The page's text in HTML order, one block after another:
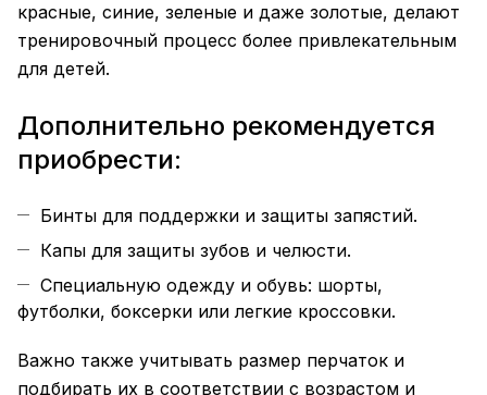
красные, синие, зеленые и даже золотые, делают
тренировочный процесс более привлекательным
для детей.
Дополнительно рекомендуется
приобрести:
Бинты для поддержки и защиты запястий.
Капы для защиты зубов и челюсти.
Специальную одежду и обувь: шорты,
футболки, боксерки или легкие кроссовки.
Важно также учитывать размер перчаток и
подбирать их в соответствии с возрастом и